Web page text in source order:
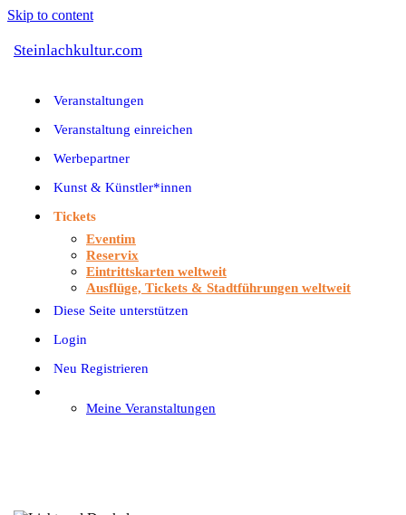
Skip to content
Steinlachkultur.com
Veranstaltungen
Veranstaltung einreichen
Werbepartner
Kunst & Künstler*innen
Tickets
Eventim
Reservix
Eintrittskarten weltweit
Ausflüge, Tickets & Stadtführungen weltweit
Diese Seite unterstützen
Login
Neu Registrieren
Meine Veranstaltungen